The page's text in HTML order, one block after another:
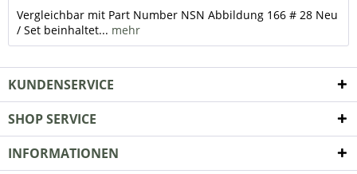
Vergleichbar mit Part Number NSN Abbildung 166 # 28 Neu
/ Set beinhaltet... mehr
KUNDENSERVICE
SHOP SERVICE
INFORMATIONEN